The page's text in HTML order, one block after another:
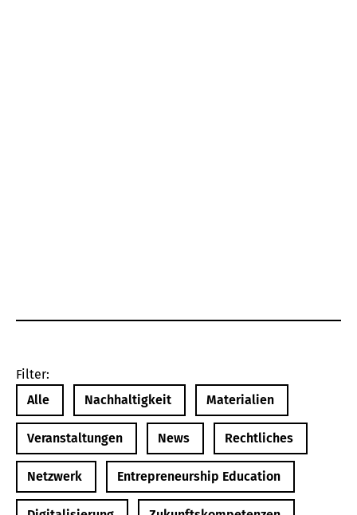
Filter:
Alle
Nachhaltigkeit Materialien
Veranstaltungen News Rechtliches
Netzwerk Entrepreneurship Education